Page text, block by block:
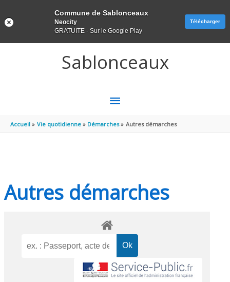
Sablonceaux
MENU
PRINCIPAL
Accueil Vie quotidienne Démarches Autres démarches
Autres démarches
Commune de Sablonceaux
Neocity
GRATUITE - Sur le Google Play
Télécharger